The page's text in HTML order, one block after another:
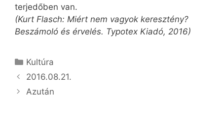
terjedőben van.
(Kurt Flasch: Miért nem vagyok keresztény?
Beszámoló és érvelés. Typotex Kiadó, 2016)
Kategória
Kultúra
2016.08.21.
Azután